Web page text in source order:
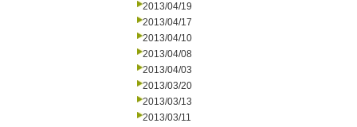
2013/04/19
2013/04/17
2013/04/10
2013/04/08
2013/04/03
2013/03/20
2013/03/13
2013/03/11